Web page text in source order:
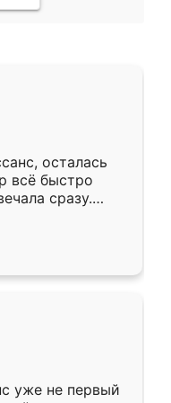
осталась
всё быстро
сразу.
подошёл к
Собрали
даже
уже не первый